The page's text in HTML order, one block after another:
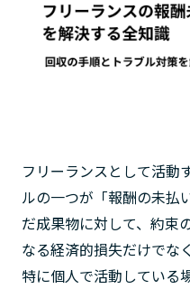
フリーランスとして活動
ルの一つが「報酬の未払
だ成果物に対して、約束
なる経済的損失だけでな
特に個人で活動している